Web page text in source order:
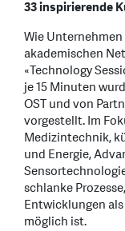
33 inspirierende
Wie
akademischen
«Technology
je 15 Minuten
OST und von
vorgestellt. Im
Medizintechnik,
und Energie,
schlanke
Entwicklungen
möglich ist.